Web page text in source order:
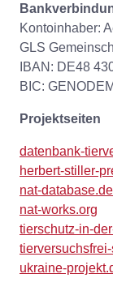
Kontoinhaber:
GLS
IBAN: DE48
BIC:
Projektseiten
datenbank-
herbert-stiller-
nat-database.de
nat-works.org
tierschutz-in-
ukraine-